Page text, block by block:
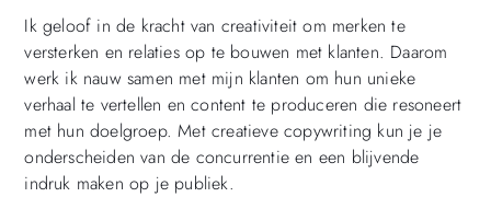
Ik geloof in de kracht van creativiteit om merken te
versterken en relaties op te bouwen met klanten. Daarom
werk ik nauw samen met mijn klanten om hun unieke
verhaal te vertellen en content te produceren die resoneert
met hun doelgroep. Met creatieve copywriting kun je je
onderscheiden van de concurrentie en een blijvende
indruk maken op je publiek.